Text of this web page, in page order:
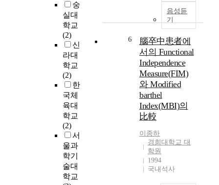
숭
실대
학교
(2)
신
라대
학교
(2)
한
국체
육대
학교
(2)
서
울과
학기
술대
학교
e
음성듣
기
6
腦卒中患者에
서의 Functional
Independence
Measure(FIM)
와 Modified
barthel
Index(MBI)의
比較
이종하
경희대학교 대
학원
1994
국내석사